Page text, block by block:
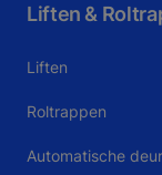
Liften &
Liften
Roltrappen
Automatische